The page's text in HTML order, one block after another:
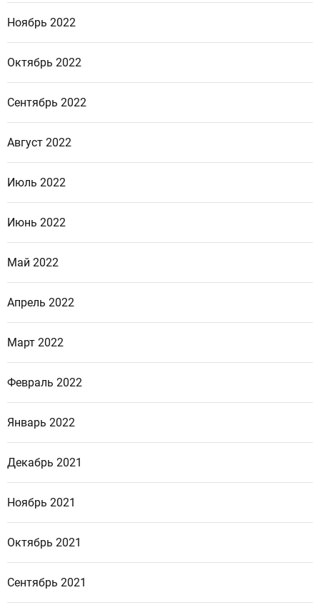
Ноябрь 2022
Октябрь 2022
Сентябрь 2022
Август 2022
Июль 2022
Июнь 2022
Май 2022
Апрель 2022
Март 2022
Февраль 2022
Январь 2022
Декабрь 2021
Ноябрь 2021
Октябрь 2021
Сентябрь 2021